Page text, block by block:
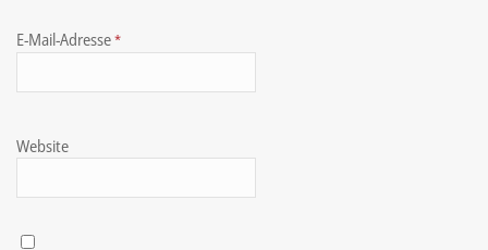
E-Mail-Adresse*
Website